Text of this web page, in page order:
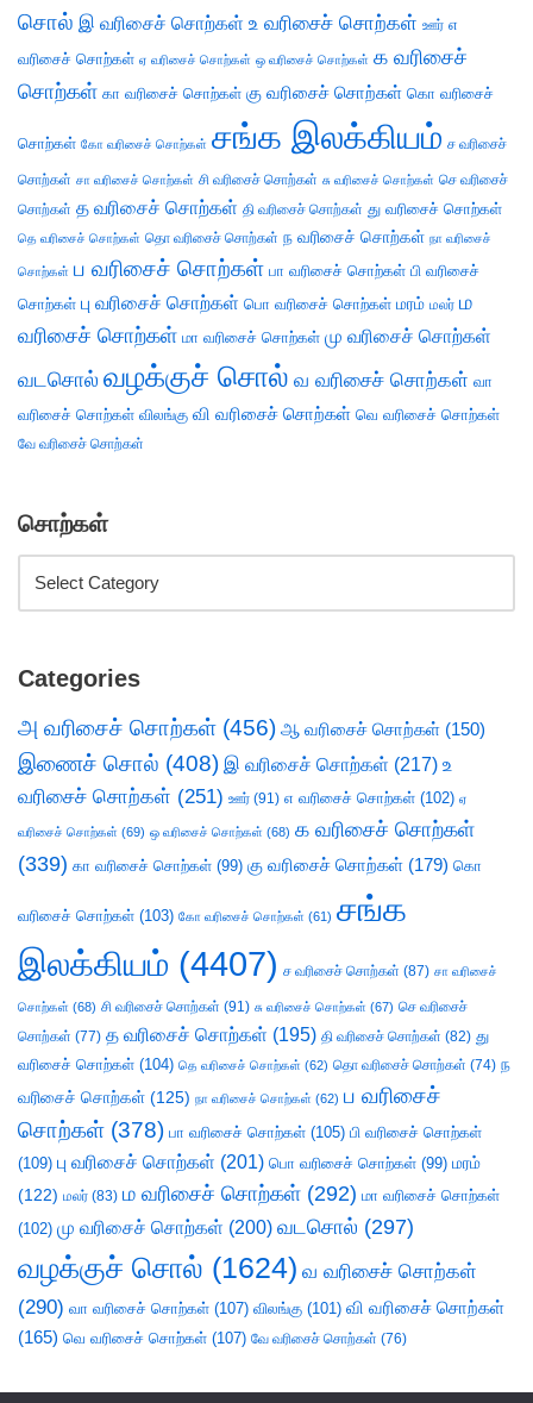
சொல் இ வரிசைச் சொற்கள் உ வரிசைச் சொற்கள் ஊர் எ
வரிசைச் சொற்கள் ஏ வரிசைச் சொற்கள் ஒ வரிசைச் சொற்கள் க வரிசைச்
சொற்கள் கா வரிசைச் சொற்கள் கு வரிசைச் சொற்கள் கொ வரிசைச்
சொற்கள் கோ வரிசைச் சொற்கள் சங்க இலக்கியம் ச வரிசைச்
சொற்கள் சா வரிசைச் சொற்கள் சி வரிசைச் சொற்கள் சு வரிசைச் சொற்கள் செ வரிசைச்
சொற்கள் த வரிசைச் சொற்கள் தி வரிசைச் சொற்கள் து வரிசைச் சொற்கள்
தெ வரிசைச் சொற்கள் தொ வரிசைச் சொற்கள் ந வரிசைச் சொற்கள் நா வரிசைச்
சொற்கள் ப வரிசைச் சொற்கள் பா வரிசைச் சொற்கள் பி வரிசைச்
சொற்கள் பு வரிசைச் சொற்கள் பொ வரிசைச் சொற்கள் மரம் மலர் ம
வரிசைச் சொற்கள் மா வரிசைச் சொற்கள் மு வரிசைச் சொற்கள்
வடசொல் வழக்குச் சொல் வ வரிசைச் சொற்கள் வா
வரிசைச் சொற்கள் விலங்கு வி வரிசைச் சொற்கள் வெ வரிசைச் சொற்கள்
வே வரிசைச் சொற்கள்
சொற்கள்
Categories
அ வரிசைச் சொற்கள் (456) ஆ வரிசைச் சொற்கள் (150)
இணைச் சொல் (408) இ வரிசைச் சொற்கள் (217) உ
வரிசைச் சொற்கள் (251) ஊர் (91) எ வரிசைச் சொற்கள் (102) ஏ
வரிசைச் சொற்கள் (69) ஒ வரிசைச் சொற்கள் (68) க வரிசைச் சொற்கள்
(339) கா வரிசைச் சொற்கள் (99) கு வரிசைச் சொற்கள் (179) கொ
வரிசைச் சொற்கள் (103) கோ வரிசைச் சொற்கள் (61) சங்க
இலக்கியம் (4407) ச வரிசைச் சொற்கள் (87) சா வரிசைச்
சொற்கள் (68) சி வரிசைச் சொற்கள் (91) சு வரிசைச் சொற்கள் (67) செ வரிசைச்
சொற்கள் (77) த வரிசைச் சொற்கள் (195) தி வரிசைச் சொற்கள் (82) து
வரிசைச் சொற்கள் (104) தெ வரிசைச் சொற்கள் (62) தொ வரிசைச் சொற்கள் (74) ந
வரிசைச் சொற்கள் (125) நா வரிசைச் சொற்கள் (62) ப வரிசைச்
சொற்கள் (378) பா வரிசைச் சொற்கள் (105) பி வரிசைச் சொற்கள்
(109) பு வரிசைச் சொற்கள் (201) பொ வரிசைச் சொற்கள் (99) மரம்
(122) மலர் (83) ம வரிசைச் சொற்கள் (292) மா வரிசைச் சொற்கள்
(102) மு வரிசைச் சொற்கள் (200) வடசொல் (297)
வழக்குச் சொல் (1624) வ வரிசைச் சொற்கள்
(290) வா வரிசைச் சொற்கள் (107) விலங்கு (101) வி வரிசைச் சொற்கள்
(165) வெ வரிசைச் சொற்கள் (107) வே வரிசைச் சொற்கள் (76)